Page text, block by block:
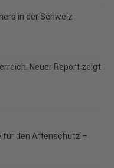
in der Schweiz
Neuer Report zeigt
für den Artenschutz –